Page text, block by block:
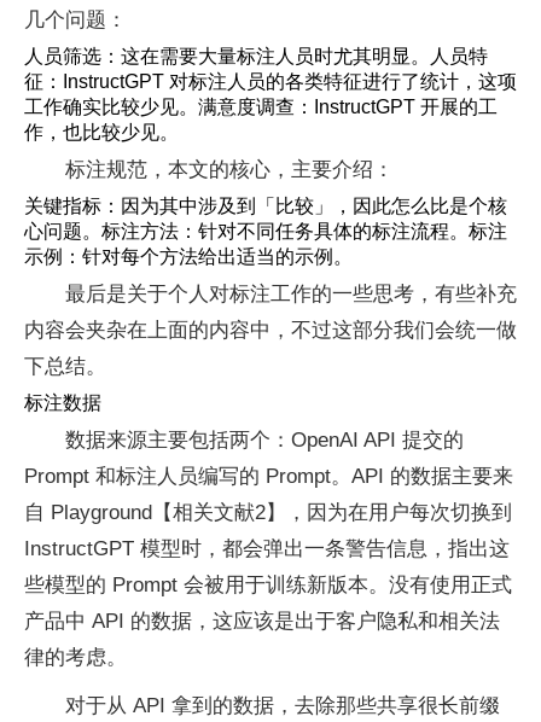
几个问题：
人员筛选：这在需要大量标注人员时尤其明显。人员特
征：InstructGPT 对标注人员的各类特征进行了统计，这项
工作确实比较少见。满意度调查：InstructGPT 开展的工
作，也比较少见。
标注规范，本文的核心，主要介绍：
关键指标：因为其中涉及到「比较」，因此怎么比是个核
心问题。标注方法：针对不同任务具体的标注流程。标注
示例：针对每个方法给出适当的示例。
最后是关于个人对标注工作的一些思考，有些补充
内容会夹杂在上面的内容中，不过这部分我们会统一做
下总结。
标注数据
数据来源主要包括两个：OpenAI API 提交的
Prompt 和标注人员编写的 Prompt。API 的数据主要来
自 Playground【相关文献2】，因为在用户每次切换到
InstructGPT 模型时，都会弹出一条警告信息，指出这
些模型的 Prompt 会被用于训练新版本。没有使用正式
产品中 API 的数据，这应该是出于客户隐私和相关法
律的考虑。
对于从 API 拿到的数据，去除那些共享很长前缀